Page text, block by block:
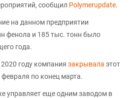
сообщил Polymerupdate.
на данном предприятии
фенола и 185 тыс. тонн было
года.
году компания закрывала этот
по конец марта.
управляет еще одним заводом в